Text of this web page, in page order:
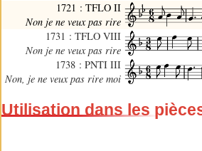
1721 : TFLO II
Non je ne veux pas rire
1731 : TFLO VIII
Non je ne veux pas rire
1738 : PNTI III
Non, je ne veux pas rire moi
Utilisation dans les